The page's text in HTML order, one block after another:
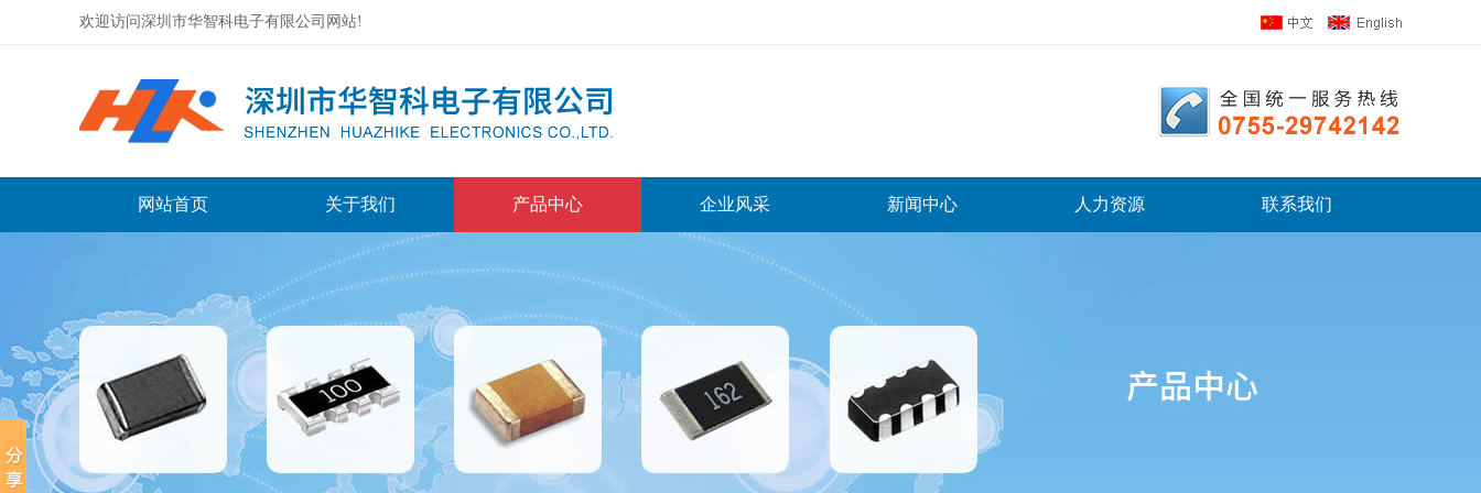
欢迎访问深圳市华智科电子有限公司网站!
网站首页 关于我们 产品中心 企业风采 新闻中心 人力资源 联系我们